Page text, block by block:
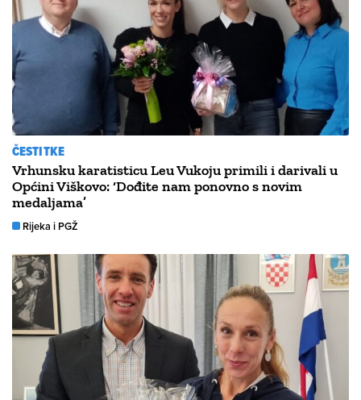
ČESTITKE
Vrhunsku karatisticu Leu Vukoju primili i darivali u
Općini Viškovo: ‘Dođite nam ponovno s novim
medaljama’
Rijeka i PGŽ